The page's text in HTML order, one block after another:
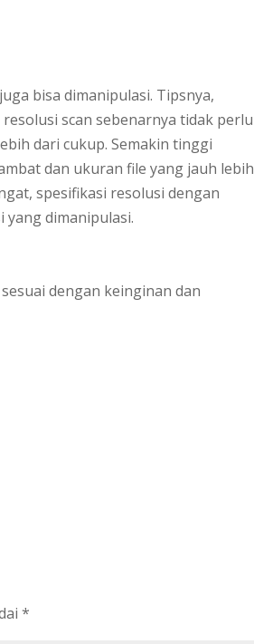
bisa dimanipulasi. Tipsnya,
scan sebenarnya tidak perlu
dari cukup. Semakin tinggi
dan ukuran file yang jauh lebih
spesifikasi resolusi dengan
yang dimanipulasi.
dengan keinginan dan
*